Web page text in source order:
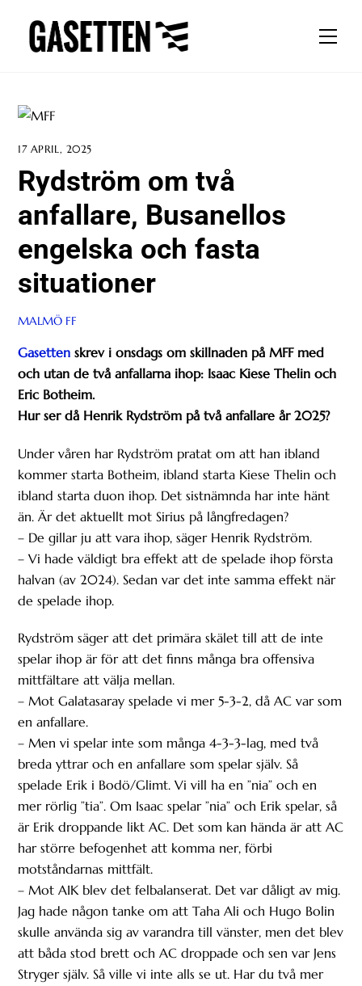
content
17 APRIL, 2025
Rydström om två
anfallare, Busanellos
engelska och fasta
situationer
MALMÖ FF
Gasetten skrev i onsdags om skillnaden på MFF med
och utan de två anfallarna ihop: Isaac Kiese Thelin och
Eric Botheim.
Hur ser då Henrik Rydström på två anfallare år 2025?
Under våren har Rydström pratat om att han ibland
kommer starta Botheim, ibland starta Kiese Thelin och
ibland starta duon ihop. Det sistnämnda har inte hänt
än. Är det aktuellt mot Sirius på långfredagen?
– De gillar ju att vara ihop, säger Henrik Rydström.
– Vi hade väldigt bra effekt att de spelade ihop första
halvan (av 2024). Sedan var det inte samma effekt när
de spelade ihop.
Rydström säger att det primära skälet till att de inte
spelar ihop är för att det finns många bra offensiva
mittfältare att välja mellan.
– Mot Galatasaray spelade vi mer 5-3-2, då AC var som
en anfallare.
– Men vi spelar inte som många 4-3-3-lag, med två
breda yttrar och en anfallare som spelar själv. Så
spelade Erik i Bodö/Glimt. Vi vill ha en ”nia” och en
mer rörlig ”tia”. Om Isaac spelar ”nia” och Erik spelar, så
är Erik droppande likt AC. Det som kan hända är att AC
har större befogenhet att komma ner, förbi
motståndarnas mittfält.
– Mot AIK blev det felbalanserat. Det var dåligt av mig.
Jag hade någon tanke om att Taha Ali och Hugo Bolin
skulle använda sig av varandra till vänster, men det blev
att båda stod brett och AC droppade och sen var Jens
Stryger själv. Så ville vi inte alls se ut. Har du två mer